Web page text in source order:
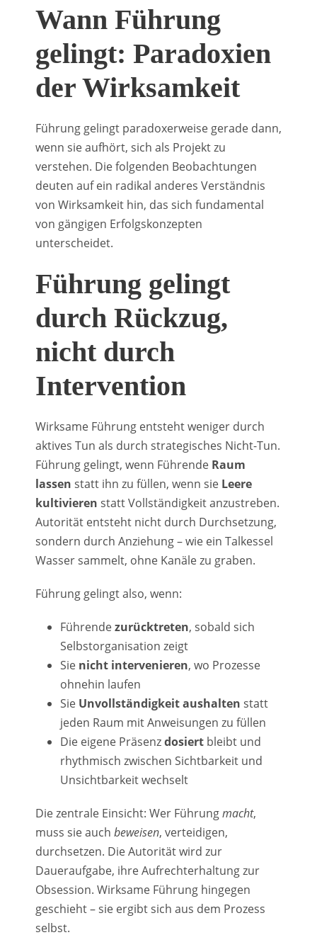
Wann Führung
gelingt: Paradoxien
der Wirksamkeit
Führung gelingt paradoxerweise gerade dann,
wenn sie aufhört, sich als Projekt zu
verstehen. Die folgenden Beobachtungen
deuten auf ein radikal anderes Verständnis
von Wirksamkeit hin, das sich fundamental
von gängigen Erfolgskonzepten
unterscheidet.
Führung gelingt
durch Rückzug,
nicht durch
Intervention
Wirksame Führung entsteht weniger durch
aktives Tun als durch strategisches Nicht-Tun.
Führung gelingt, wenn Führende Raum
lassen statt ihn zu füllen, wenn sie Leere
kultivieren statt Vollständigkeit anzustreben.
Autorität entsteht nicht durch Durchsetzung,
sondern durch Anziehung – wie ein Talkessel
Wasser sammelt, ohne Kanäle zu graben.
Führung gelingt also, wenn:
Führendezurücktreten, sobald sich
Selbstorganisation zeigt
Sie nicht intervenieren, wo Prozesse
ohnehin laufen
Sie Unvollständigkeit aushalten statt
jeden Raum mit Anweisungen zu füllen
Die eigene Präsenzdosiert bleibt und
rhythmisch zwischen Sichtbarkeit und
Unsichtbarkeit wechselt
Die zentrale Einsicht: Wer Führungmacht,
muss sie auch beweisen, verteidigen,
durchsetzen. Die Autorität wird zur
Daueraufgabe, ihre Aufrechterhaltung zur
Obsession. Wirksame Führung hingegen
geschieht – sie ergibt sich aus dem Prozess
selbst.